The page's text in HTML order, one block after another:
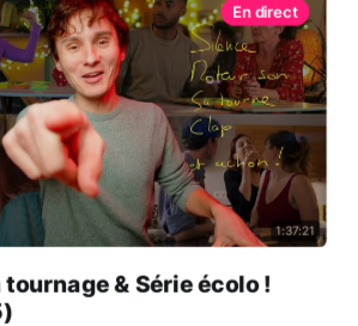
1:37:21
& Série écolo !